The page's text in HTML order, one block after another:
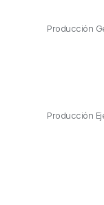
Producción
Producción